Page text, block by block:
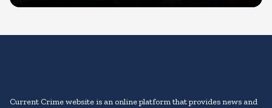
Current Crime website is an online platform that provides news and